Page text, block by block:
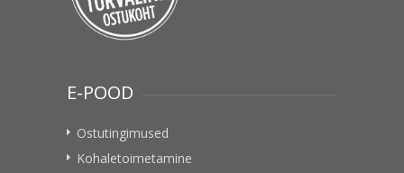
E-POOD
Ostutingimused
Kohaletoimetamine